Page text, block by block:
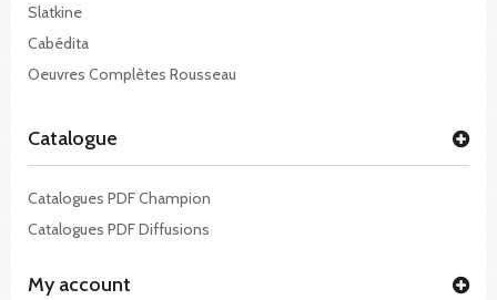
Slatkine
Cabédita
Oeuvres Complètes Rousseau
Catalogue
Catalogues PDF Champion
Catalogues PDF Diffusions
My account